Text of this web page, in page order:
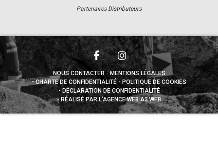
Partenaires Distributeurs
NOUS CONTACTER
MENTIONS LÉGALES
CHARTE DE CONFIDENTIALITÉ
POLITIQUE DE COOKIES
DÉCLARATION DE CONFIDENTIALITÉ
RÉALISÉ PAR L’AGENCE WEB A3 WEB